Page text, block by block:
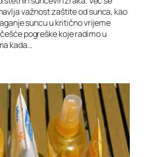
važnost zaštite od sunca, kao
suncu u kritično vrijeme
pogreške koje radimo u
kada…